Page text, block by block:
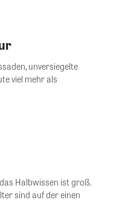
unversiegelte
viel mehr als
Halbwissen ist groß.
sind auf der einen